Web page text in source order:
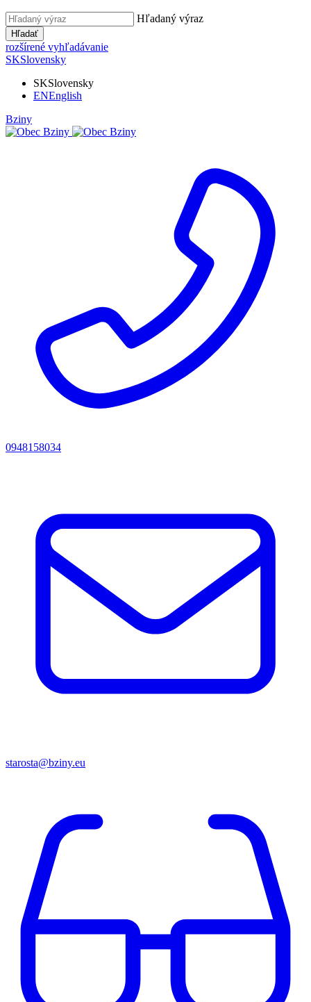
Hľadaný výraz
Hľadať
rozšírené vyhľadávanie
SKSlovensky
SKSlovensky
ENEnglish
Bziny
0948158034
starosta@bziny.eu